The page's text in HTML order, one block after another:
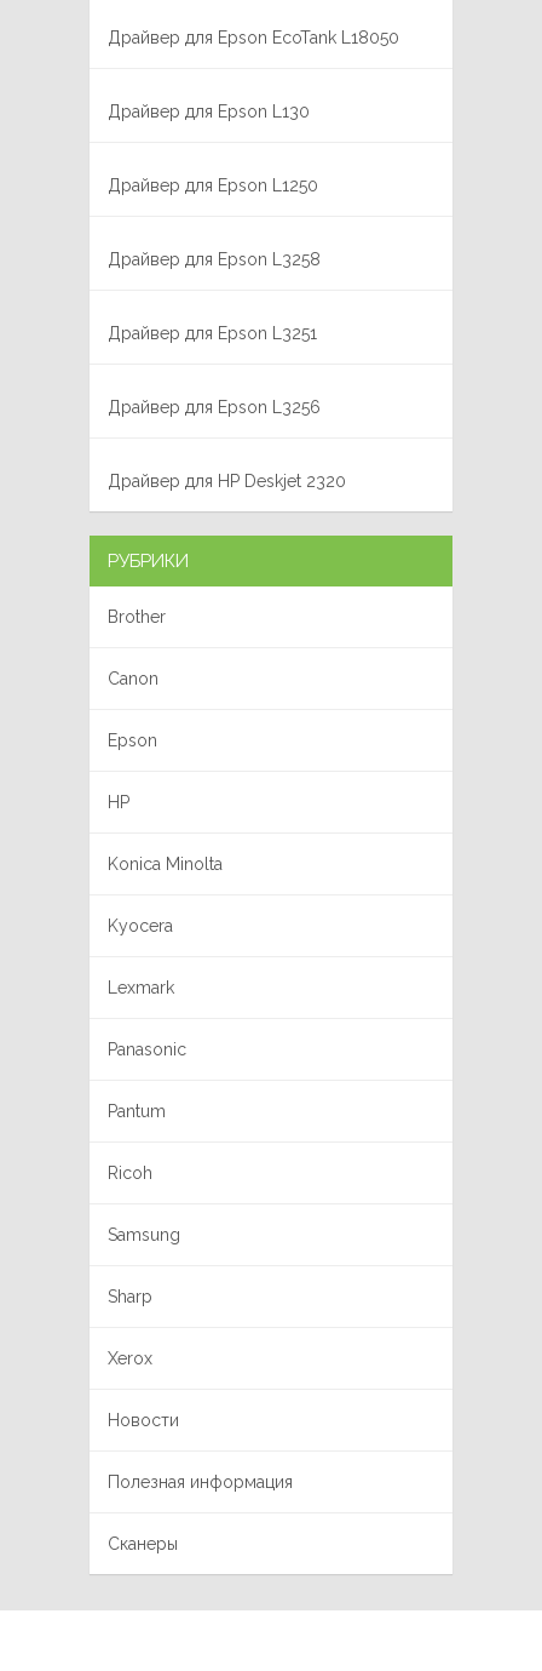
Драйвер для Epson EcoTank L18050
Драйвер для Epson L130
Драйвер для Epson L1250
Драйвер для Epson L3258
Драйвер для Epson L3251
Драйвер для Epson L3256
Драйвер для HP Deskjet 2320
РУБРИКИ
Brother
Canon
Epson
HP
Konica Minolta
Kyocera
Lexmark
Panasonic
Pantum
Ricoh
Samsung
Sharp
Xerox
Новости
Полезная информация
Сканеры